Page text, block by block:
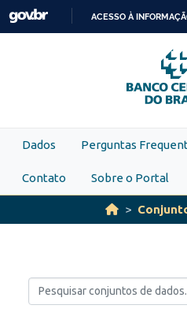
Skip to main content
O
ACESSO À
Dados Perguntas
Contato Sobre o Portal